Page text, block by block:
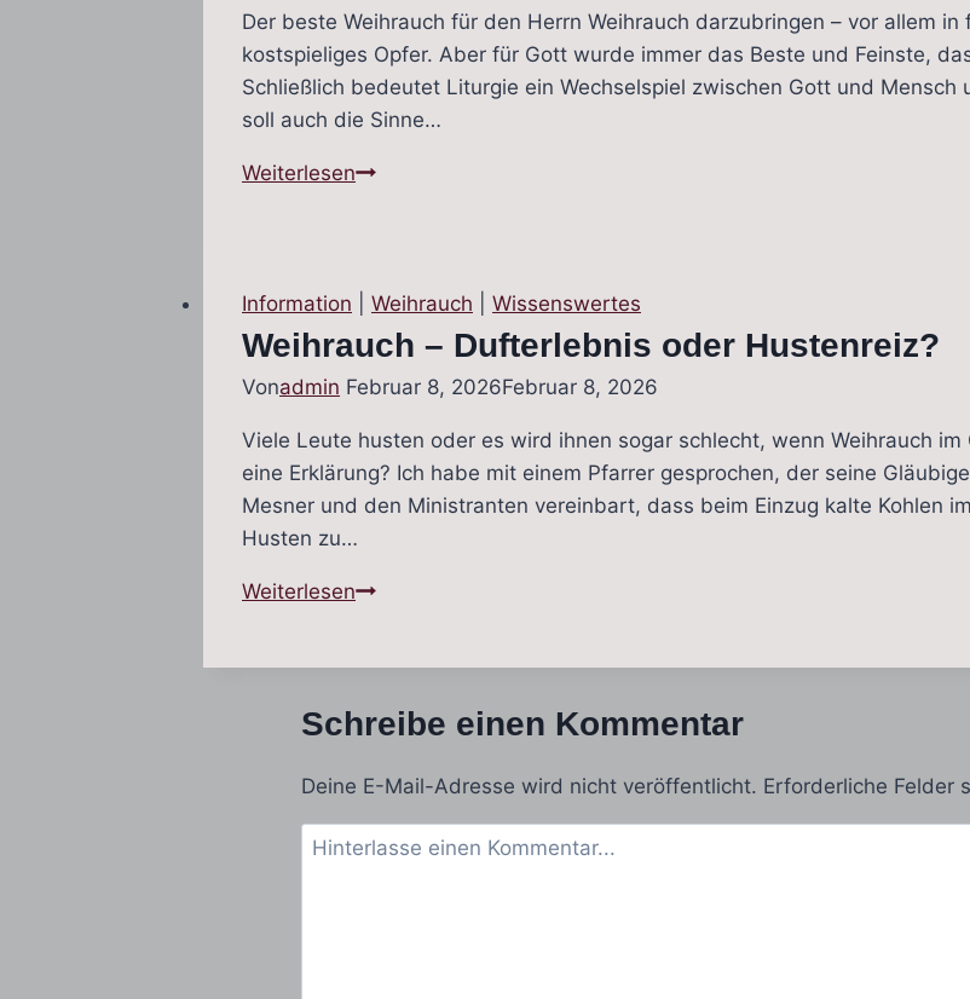
Der beste Weihrauch für den Herrn Weihrauch darzubringen – vor allem
kostspieliges Opfer. Aber für Gott wurde immer das Beste und Feinste,
Schließlich bedeutet Liturgie ein Wechselspiel zwischen Gott und
soll auch die Sinne…
WeiterlesenWeihrauchherstellung
Berg
Athos
Information Weihrauch Wissenswertes
Weihrauch – Dufterlebnis oder Hustenreiz?
Vonadmin Februar 8, 2026Februar 8, 2026
Viele Leute husten oder es wird ihnen sogar schlecht, wenn Weihrauch
eine Erklärung? Ich habe mit einem Pfarrer gesprochen, der seine
Mesner und den Ministranten vereinbart, dass beim Einzug kalte Kohlen
Husten zu…
WeiterlesenWeihrauch
Hustenreiz?
Schreibe einen Kommentar
Deine E-Mail-Adresse wird nicht veröffentlicht. Erforderliche Felder